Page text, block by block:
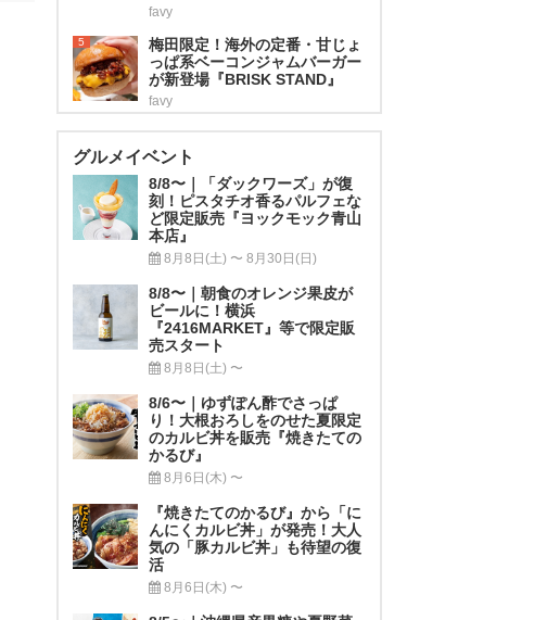
favy
5
梅田限定！海外の定番・甘じょ
っぱ系ベーコンジャムバーガー
が新登場『BRISK STAND』
favy
グルメイベント
8/8〜｜「ダックワーズ」が復
刻！ピスタチオ香るパルフェな
ど限定販売『ヨックモック青山
本店』
8月8日(土) 〜 8月30日(日)
8/8〜｜朝食のオレンジ果皮が
ビールに！横浜
『2416MARKET』等で限定販
売スタート
8月8日(土) 〜
8/6〜｜ゆずぽん酢でさっぱ
り！大根おろしをのせた夏限定
のカルビ丼を販売『焼きたての
かるび』
8月6日(木) 〜
『焼きたてのかるび』から「に
んにくカルビ丼」が発売！大人
気の「豚カルビ丼」も待望の復
活
8月6日(木) 〜